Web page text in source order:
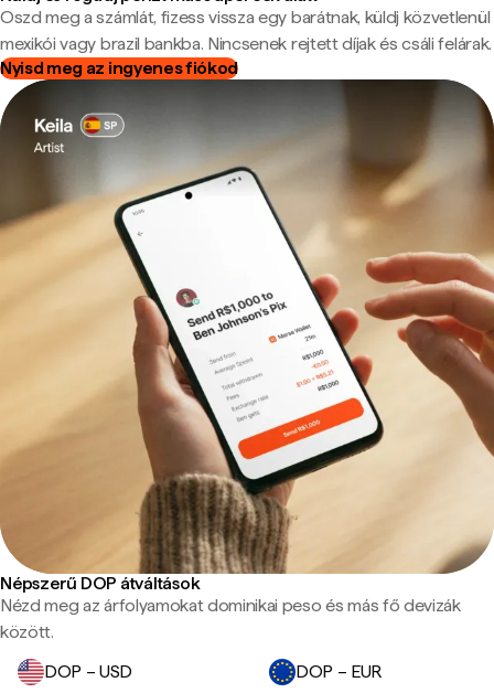
Oszd meg a számlát, fizess vissza egy barátnak, küldj közvetlenül
mexikói vagy brazil bankba. Nincsenek rejtett díjak és csáli felárak.
Nyisd meg az ingyenes fiókod
Népszerű DOP átváltások
Nézd meg az árfolyamokat dominikai peso és más fő devizák
között.
DOP – USD
DOP – EUR